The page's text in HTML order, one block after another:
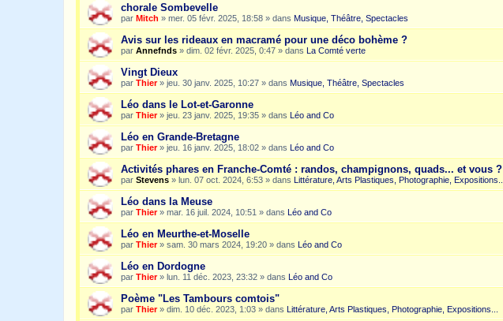
chorale Sombevelle
par Mitch » mer. 05 févr. 2025, 18:58 » dans Musique, Théâtre, Spectacles
Avis sur les rideaux en macramé pour une déco bohème ?
par Annefnds » dim. 02 févr. 2025, 0:47 » dans La Comté verte
Vingt Dieux
par Thier» jeu. 30 janv. 2025, 10:27 » dans Musique, Théâtre, Spectacles
Léo dans le Lot-et-Garonne
par Thier» jeu. 23 janv. 2025, 19:35 » dans Léo and Co
Léo en Grande-Bretagne
par Thier» jeu. 16 janv. 2025, 18:02 » dans Léo and Co
Activités phares en Franche-Comté : randos, champignons, quads... et vous ?
par Stevens » lun. 07 oct. 2024, 6:53 » dans Littérature, Arts Plastiques, Photographie, Expositions...
Léo dans la Meuse
par Thier» mar. 16 juil. 2024, 10:51 » dans Léo and Co
Léo en Meurthe-et-Moselle
par Thier» sam. 30 mars 2024, 19:20 » dans Léo and Co
Léo en Dordogne
par Thier» lun. 11 déc. 2023, 23:32 » dans Léo and Co
Poème "Les Tambours comtois"
par Thier» dim. 10 déc. 2023, 1:03 » dans Littérature, Arts Plastiques, Photographie, Expositions...